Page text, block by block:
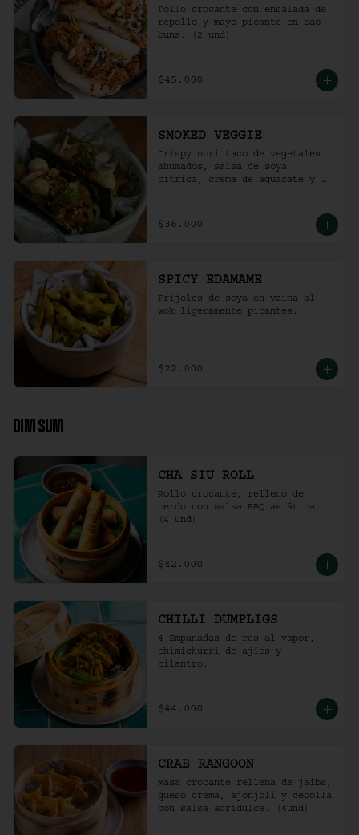
Pollo crocante con ensalada de
repollo y mayo picante en bao
buns. (2 und)
$45.000
SMOKED VEGGIE
Crispy nori taco de vegetales
ahumados, salsa de soya
cítrica, crema de aguacate y
$36.000
SPICY EDAMAME
Frijoles de soya en vaina al
wok ligeramente picantes.
$22.000
DIM SUM
CHA SIU ROLL
Rollo crocante, relleno de
cerdo con salsa BBQ asiática.
(4 und)
$42.000
CHILLI DUMPLIGS
4 Empanadas de res al vapor,
chimichurri de ajíes y
cilantro.
$44.000
CRAB RANGOON
Masa crocante rellena de jaiba,
queso crema, ajonjolí y cebolla
con salsa agridulce. (4und)